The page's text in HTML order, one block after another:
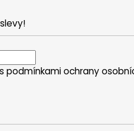
podmínkami ochrany